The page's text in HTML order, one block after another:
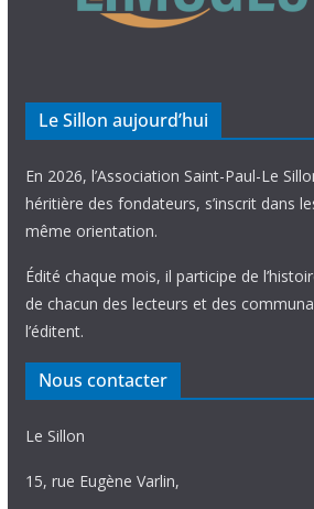
Le Sillon aujourd’hui
En 2026, l’Association Saint-Paul-Le
héritière des fondateurs, s’inscrit dans
même orientation.
Édité chaque mois, il participe de
de chacun des lecteurs et des
l’éditent.
Nous contacter
Le Sillon
15, rue Eugène Varlin,